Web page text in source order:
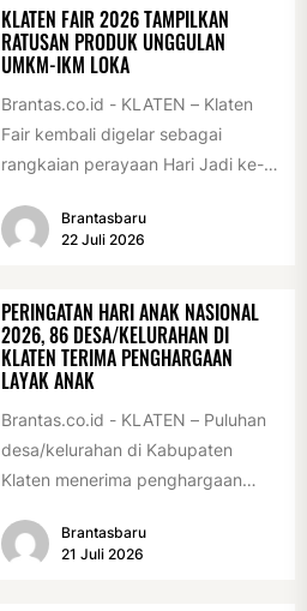
KLATEN FAIR 2026 TAMPILKAN
RATUSAN PRODUK UNGGULAN
UMKM-IKM LOKA
Brantas.co.id - KLATEN – Klaten
Fair kembali digelar sebagai
rangkaian perayaan Hari Jadi ke-
Acara ini digelar...
Brantasbaru
22 Juli 2026
PERINGATAN HARI ANAK NASIONAL
2026, 86 DESA/KELURAHAN DI
KLATEN TERIMA PENGHARGAAN
LAYAK ANAK
Brantas.co.id - KLATEN – Puluhan
desa/kelurahan di Kabupaten
Klaten menerima penghargaan
2026. Penghargaan tersebut
Brantasbaru
21 Juli 2026